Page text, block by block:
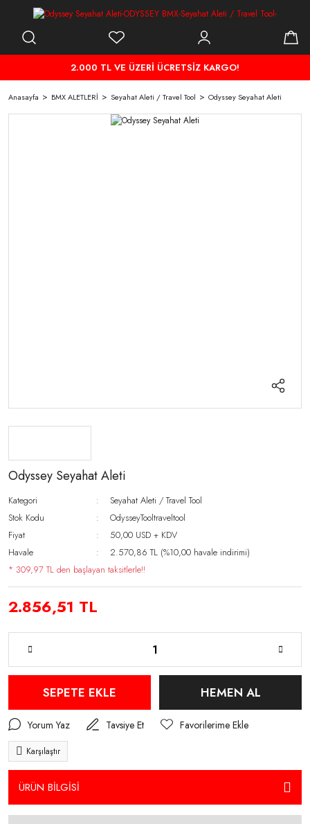
2.000 TL VE ÜZERİ ÜCRETSİZ KARGO!
Anasayfa BMX ALETLERİ Seyahat Aleti / Travel Tool Odyssey Seyahat Aleti
Odyssey Seyahat Aleti
Kategori
Seyahat Aleti / Travel Tool
Stok Kodu
OdysseyTooltraveltool
Fiyat
50,00 USD + KDV
Havale
2.570,86 TL (%10,00 havale indirimi)
* 309,97 TL den başlayan taksitlerle!!
2.856,51 TL
SEPETE EKLE HEMEN AL
Yorum Yaz Tavsiye Et
Karşılaştır
ÜRÜN BİLGİSİ